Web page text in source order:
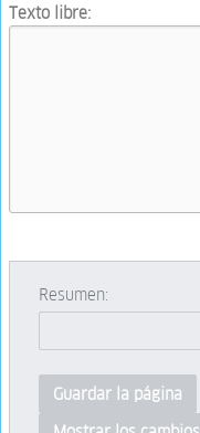
Texto libre:
Resumen:
Guardar la página